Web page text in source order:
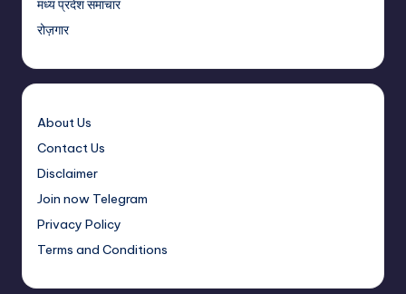
मध्य प्रदेश समाचार
रोज़गार
About Us
Contact Us
Disclaimer
Join now Telegram
Privacy Policy
Terms and Conditions